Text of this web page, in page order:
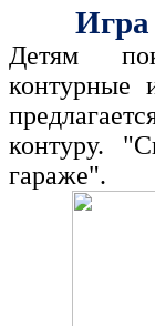
Детям
контурные
контуру.
гараже".